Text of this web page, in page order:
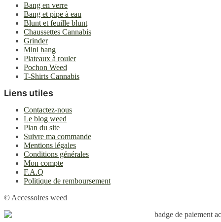
Bang en verre
Bang et pipe à eau
Blunt et feuille blunt
Chaussettes Cannabis
Grinder
Mini bang
Plateaux à rouler
Pochon Weed
T-Shirts Cannabis
Liens utiles
Contactez-nous
Le blog weed
Plan du site
Suivre ma commande
Mentions légales
Conditions générales
Mon compte
F.A.Q
Politique de remboursement
© Accessoires weed